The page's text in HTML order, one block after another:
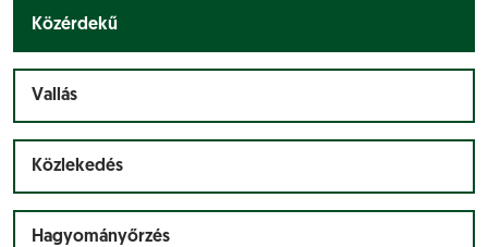
Közérdekű
Vallás
Közlekedés
Hagyományőrzés